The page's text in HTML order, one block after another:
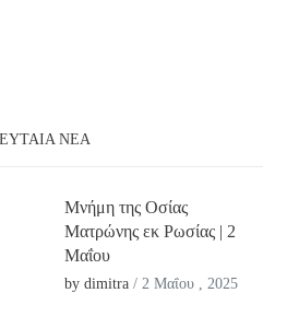
ΝΕΑ
Μνήμη της Οσίας
Ματρώνης εκ Ρωσίας | 2
Μαΐου
by dimitra / 2 Μαΐου , 2025